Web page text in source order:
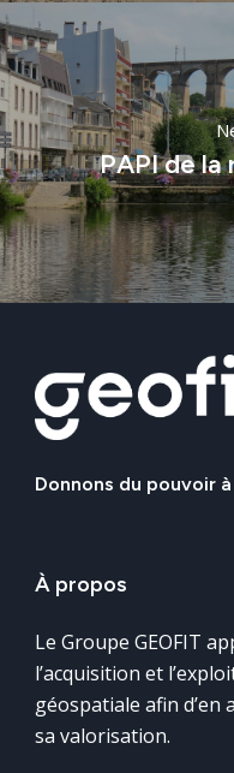
PAPI de
Donnons du pouvoir à
À propos
Le Groupe GEOFIT
l’acquisition et
géospatiale afin
sa valorisation.